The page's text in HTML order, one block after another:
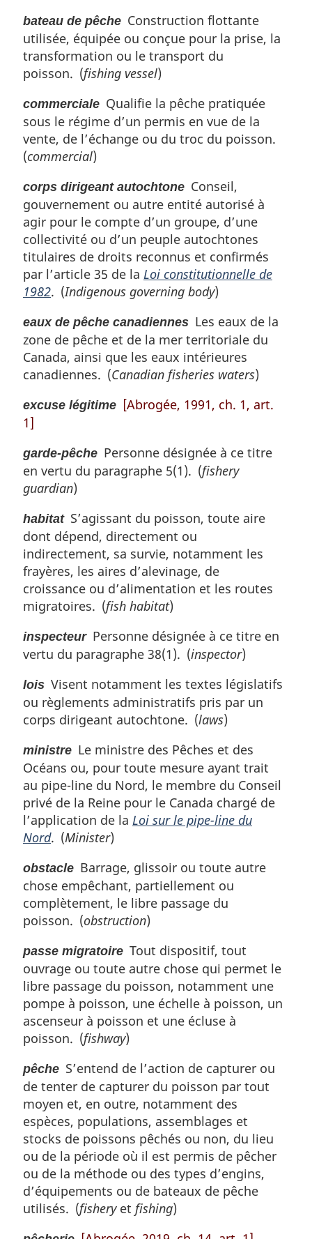
bateau de pêche Construction flottante
utilisée, équipée ou conçue pour la prise, la
transformation ou le transport du
poisson. (fishing vessel)
commerciale Qualifie la pêche pratiquée
sous le régime d’un permis en vue de la
vente, de l’échange ou du troc du poisson.
(commercial)
corps dirigeant autochtone Conseil,
gouvernement ou autre entité autorisé à
agir pour le compte d’un groupe, d’une
collectivité ou d’un peuple autochtones
titulaires de droits reconnus et confirmés
par l’article 35 de la Loi constitutionnelle de
1982. (Indigenous governing body)
eaux de pêche canadiennes Les eaux de la
zone de pêche et de la mer territoriale du
Canada, ainsi que les eaux intérieures
canadiennes. (Canadian fisheries waters)
excuse légitime [Abrogée, 1991, ch. 1, art.
1]
garde-pêche Personne désignée à ce titre
en vertu du paragraphe 5(1). (fishery
guardian)
habitatS’agissant du poisson, toute aire
dont dépend, directement ou
indirectement, sa survie, notamment les
frayères, les aires d’alevinage, de
croissance ou d’alimentation et les routes
migratoires. (fish habitat)
inspecteurPersonne désignée à ce titre en
vertu du paragraphe 38(1). (inspector)
lois Visent notamment les textes législatifs
ou règlements administratifs pris par un
corps dirigeant autochtone. (laws)
ministre Le ministre des Pêches et des
Océans ou, pour toute mesure ayant trait
au pipe-line du Nord, le membre du Conseil
privé de la Reine pour le Canada chargé de
l’application de la Loi sur le pipe-line du
Nord. (Minister)
obstacle Barrage, glissoir ou toute autre
chose empêchant, partiellement ou
complètement, le libre passage du
poisson. (obstruction)
passe migratoire Tout dispositif, tout
ouvrage ou toute autre chose qui permet le
libre passage du poisson, notamment une
pompe à poisson, une échelle à poisson, un
ascenseur à poisson et une écluse à
poisson. (fishway)
pêche S’entend de l’action de capturer ou
de tenter de capturer du poisson par tout
moyen et, en outre, notamment des
espèces, populations, assemblages et
stocks de poissons pêchés ou non, du lieu
ou de la période où il est permis de pêcher
ou de la méthode ou des types d’engins,
d’équipements ou de bateaux de pêche
utilisés. (fisheryet fishing)